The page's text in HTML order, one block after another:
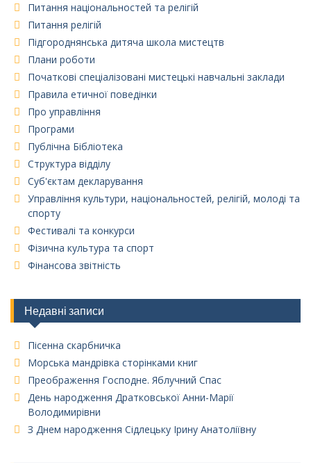
Питання національностей та релігій
Питання релігій
Підгороднянська дитяча школа мистецтв
Плани роботи
Початкові спеціалізовані мистецькі навчальні заклади
Правила етичної поведінки
Про управління
Програми
Публічна Бібліотека
Структура відділу
Суб'єктам декларування
Управління культури, національностей, релігій, молоді та
спорту
Фестивалі та конкурси
Фізична культура та спорт
Фінансова звітність
Недавні записи
Пісенна скарбничка
Морська мандрівка сторінками книг
Преображення Господне. Яблучний Спас
День народження Дратковської Анни-Марії
Володимирівни
З Днем народження Сідлецьку Ірину Анатоліївну